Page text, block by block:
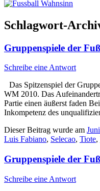
Schlagwort-
Gruppenspiele der
Schreibe eine Antwort
Das Spitzenspiel der
WM 2010. Das
Partie einen äußerst faden
Inkompetenz des
Dieser Beitrag wurde am
Luis Fabiano, Selecao, Tiote,
Gruppenspiele der
Schreibe eine Antwort